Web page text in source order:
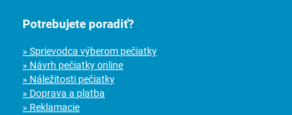
Potrebujete poradiť?
» Sprievodca výberom pečiatky
» Návrh pečiatky online
» Náležitosti pečiatky
» Doprava a platba
» Reklamacie